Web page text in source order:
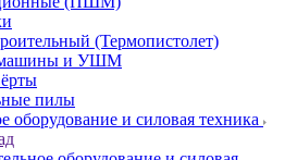
(Термопистолет)
и УШМ
пилы
оборудование и силовая техника